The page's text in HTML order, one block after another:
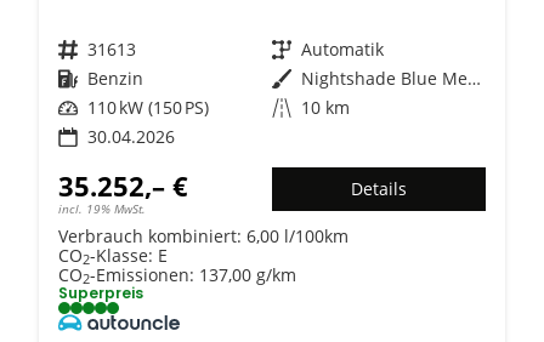
Fahrzeugnr. 31613 Getriebe Automatik
Kraftstoff Benzin Außenfarbe
Nightshade Blue Metallic
Leistung 110 kW (150 PS) Kilometerstand 10 km
30.04.2026
35.252,– €
incl. 19% MwSt.
Details
Verbrauch kombiniert: 6,00 l/100km
CO2-Klasse: E
CO2-Emissionen: 137,00 g/km
Superpreis